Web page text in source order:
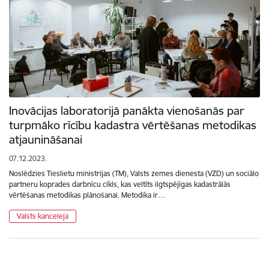
Inovācijas laboratorijā panākta vienošanās par
turpmāko rīcību kadastra vērtēšanas metodikas
atjaunināšanai
07.12.2023.
Noslēdzies Tieslietu ministrijas (TM), Valsts zemes dienesta (VZD) un sociālo
partneru koprades darbnīcu cikls, kas veltīts ilgtspējīgas kadastrālās
vērtēšanas metodikas plānošanai. Metodika ir…
Valsts kanceleja